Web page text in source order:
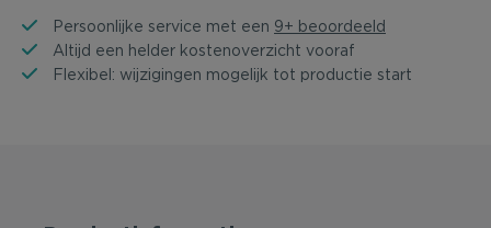
Persoonlijke service met een 9+ beoordeeld
Altijd een helder kostenoverzicht vooraf
Flexibel: wijzigingen mogelijk tot productie start